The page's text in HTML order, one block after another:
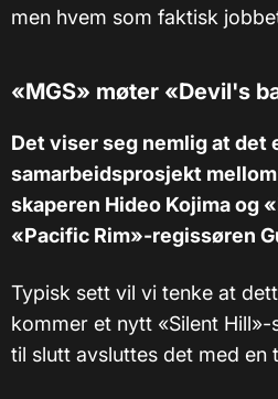
men hvem som faktisk
«MGS» møter «Devil's
Det viser seg nemlig at det
samarbeidsprosjekt
skaperen Hideo Kojima og
«Pacific Rim»-regissøren
Typisk sett vil vi tenke at
kommer et nytt «Silent
til slutt avsluttes det med en